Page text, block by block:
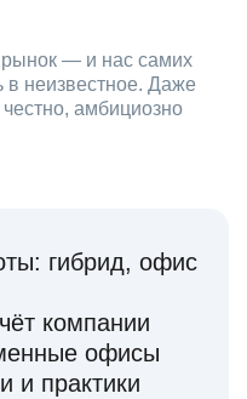
рынок — и нас самих
в неизвестное. Даже
амбициозно
гибрид, офис
компании
офисы
и практики